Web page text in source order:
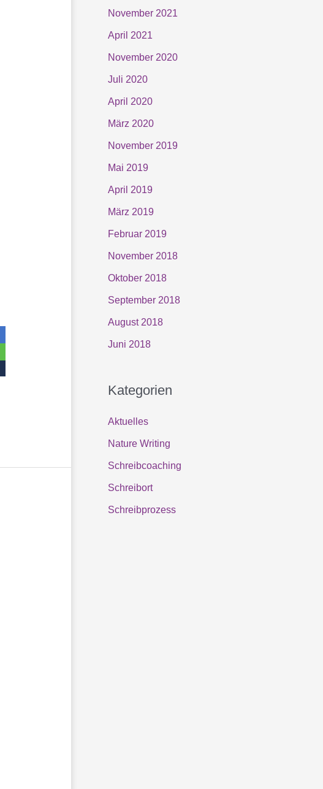
November 2021
April 2021
November 2020
Juli 2020
April 2020
März 2020
November 2019
Mai 2019
April 2019
März 2019
Februar 2019
November 2018
Oktober 2018
September 2018
August 2018
Juni 2018
Kategorien
Aktuelles
Nature Writing
Schreibcoaching
Schreibort
Schreibprozess